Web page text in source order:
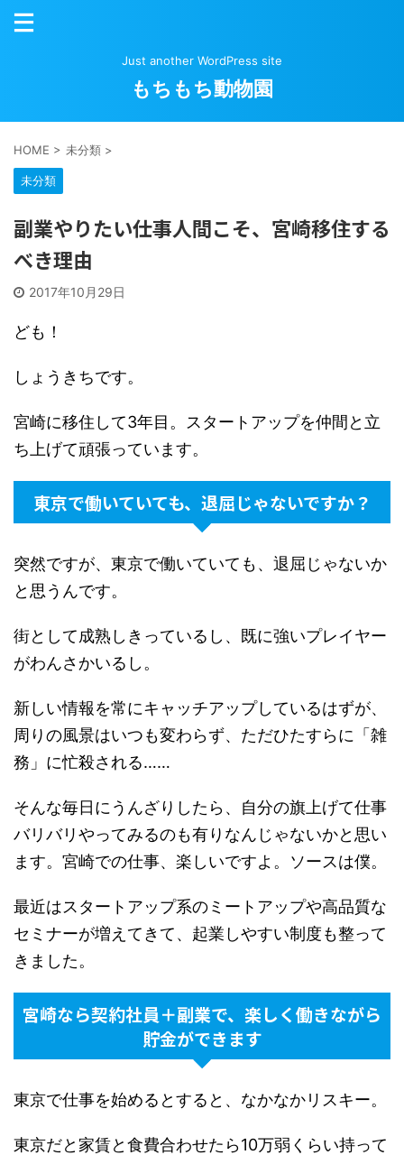
Just another WordPress site
もちもち動物園
HOME > 未分類 >
未分類
副業やりたい仕事人間こそ、宮崎移住する
べき理由
2017年10月29日
ども！
しょうきちです。
宮崎に移住して3年目。スタートアップを仲間と立
ち上げて頑張っています。
東京で働いていても、退屈じゃないですか？
突然ですが、東京で働いていても、退屈じゃないか
と思うんです。
街として成熟しきっているし、既に強いプレイヤー
がわんさかいるし。
新しい情報を常にキャッチアップしているはずが、
周りの風景はいつも変わらず、ただひたすらに「雑
務」に忙殺される……
そんな毎日にうんざりしたら、自分の旗上げて仕事
バリバリやってみるのも有りなんじゃないかと思い
ます。宮崎での仕事、楽しいですよ。ソースは僕。
最近はスタートアップ系のミートアップや高品質な
セミナーが増えてきて、起業しやすい制度も整って
きました。
宮崎なら契約社員＋副業で、楽しく働きながら
貯金ができます
東京で仕事を始めるとすると、なかなかリスキー。
東京だと家賃と食費合わせたら10万弱くらい持って